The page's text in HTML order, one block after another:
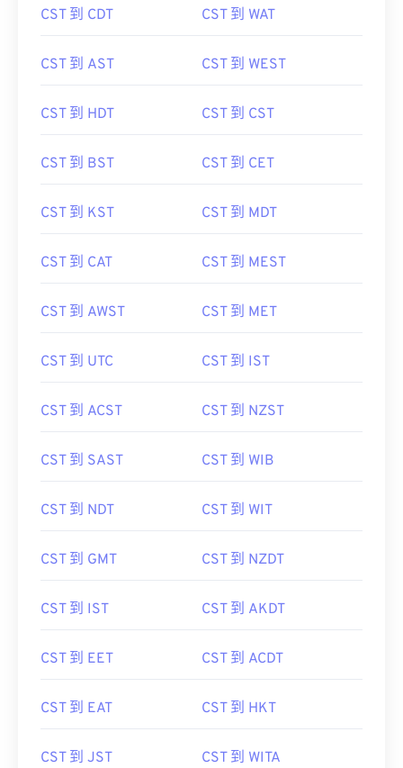
CST 到 CDT CST 到 WAT
CST 到 AST CST 到 WEST
CST 到 HDT CST 到 CST
CST 到 BST CST 到 CET
CST 到 KST CST 到 MDT
CST 到 CAT CST 到 MEST
CST 到 AWST CST 到 MET
CST 到 UTC CST 到 IST
CST 到 ACST CST 到 NZST
CST 到 SAST CST 到 WIB
CST 到 NDT CST 到 WIT
CST 到 GMT CST 到 NZDT
CST 到 IST CST 到 AKDT
CST 到 EET CST 到 ACDT
CST 到 EAT CST 到 HKT
CST 到 JST CST 到 WITA